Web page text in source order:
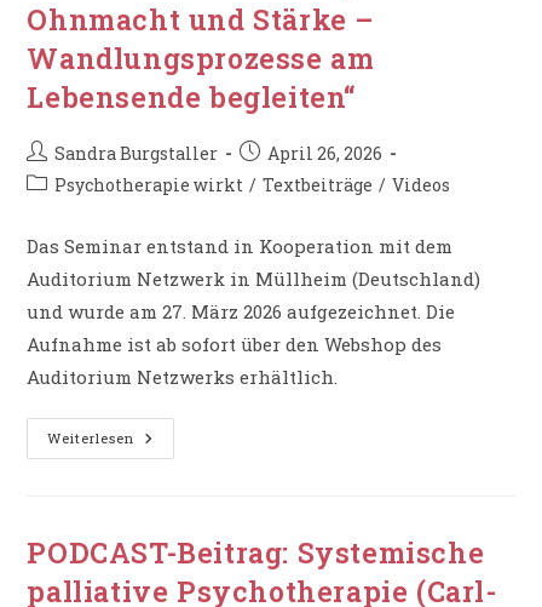
Ohnmacht und Stärke –
Wandlungsprozesse am
Lebensende begleiten“
Beitrags-
Autor:
Sandra Burgstaller
Beitrag
veröffentlicht:
April 26, 2026
Beitrags-
Psychotherapie wirkt / Textbeiträge / Videos
Das Seminar entstand in Kooperation mit dem
Auditorium Netzwerk in Müllheim (Deutschland)
und wurde am 27. März 2026 aufgezeichnet. Die
Aufnahme ist ab sofort über den Webshop des
Auditorium Netzwerks erhältlich.
Weiterlesen Livestream-
Seminar:
–
Wandlungsprozesse
Lebensende
PODCAST-Beitrag: Systemische
palliative Psychotherapie (Carl-